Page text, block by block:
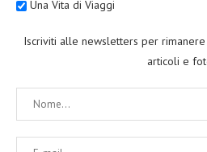
Una Vita di Viaggi
Iscriviti alle newsletters per
articoli e